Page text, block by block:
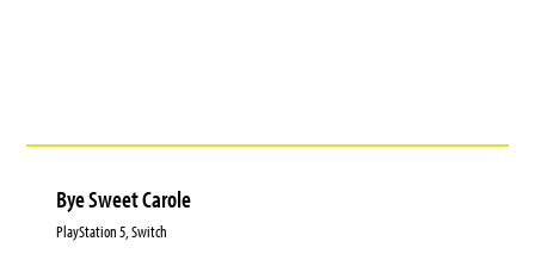
Bye Sweet Carole
PlayStation 5, Switch